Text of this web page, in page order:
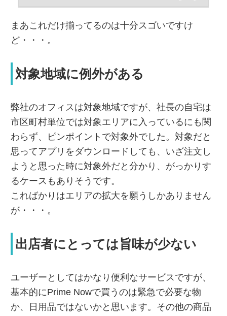
まあこれだけ揃ってるのは十分スゴいですけ
ど・・・。
対象地域に例外がある
弊社のオフィスは対象地域ですが、社長の自宅は
市区町村単位では対象エリアに入っているにも関
わらず、ピンポイントで対象外でした。対象だと
思ってアプリをダウンロードしても、いざ注文し
ようと思った時に対象外だと分かり、がっかりす
るケースもありそうです。
こればかりはエリアの拡大を願うしかありません
が・・・。
出店者にとっては旨味が少ない
ユーザーとしてはかなり便利なサービスですが、
基本的にPrime Nowで買うのは緊急で必要な物
か、日用品ではないかと思います。その他の商品